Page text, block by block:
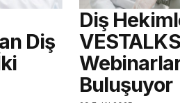
Diş
Diş
VESTALKS
Buluşuyor